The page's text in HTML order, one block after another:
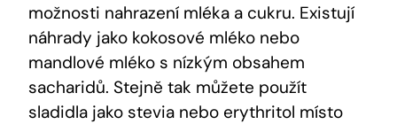
možnosti nahrazení mléka a cukru. Existují
náhrady jako kokosové mléko nebo
mandlové mléko s nízkým obsahem
sacharidů. Stejně tak můžete použít
sladidla jako stevia nebo erythritol místo